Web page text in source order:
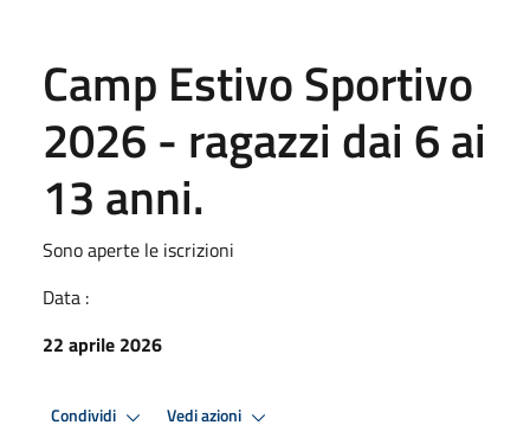
Camp Estivo Sportivo
2026 - ragazzi dai 6 ai
13 anni.
Sono aperte le iscrizioni
Data :
22 aprile 2026
Condividi Vedi azioni